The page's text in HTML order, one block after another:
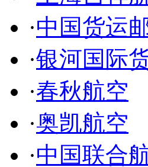
·中国货运
·银河国际
·春秋航空
·奥凯航空
·中国联合